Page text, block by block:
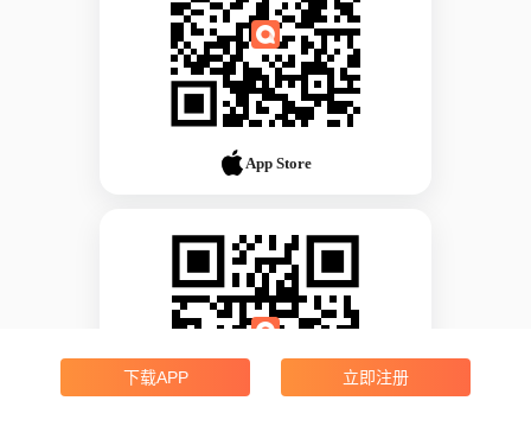
App Store
下载APP 立即注册